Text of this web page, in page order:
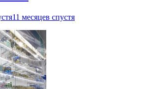
11 месяцев спустя